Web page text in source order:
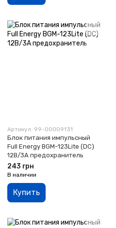
Артикул: 99-00009131
Блок питания импульсный
Full Energy BGM-123Lite (DC)
12В/3А предохранитель
243 грн
В наличии
Купить